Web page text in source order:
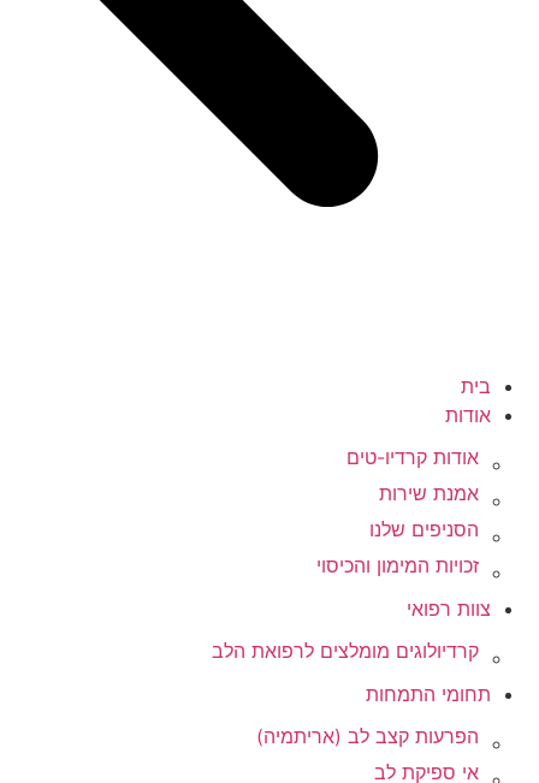
בית
אודות
אודות קרדיו-טים
אמנת שירות
הסניפים שלנו
זכויות המימון והכיסוי
צוות רפואי
קרדיולוגים מומלצים לרפואת הלב
תחומי התמחות
הפרעות קצב לב (אריתמיה)
אי ספיקת לב